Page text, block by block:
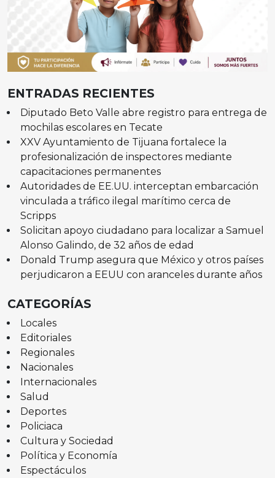
ENTRADAS RECIENTES
Diputado Beto Valle abre registro para entrega de
mochilas escolares en Tecate
XXV Ayuntamiento de Tijuana fortalece la
profesionalización de inspectores mediante
capacitaciones permanentes
Autoridades de EE.UU. interceptan embarcación
vinculada a tráfico ilegal marítimo cerca de
Scripps
Solicitan apoyo ciudadano para localizar a Samuel
Alonso Galindo, de 32 años de edad
Donald Trump asegura que México y otros países
perjudicaron a EEUU con aranceles durante años
CATEGORÍAS
Locales
Editoriales
Regionales
Nacionales
Internacionales
Salud
Deportes
Policiaca
Cultura y Sociedad
Política y Economía
Espectáculos